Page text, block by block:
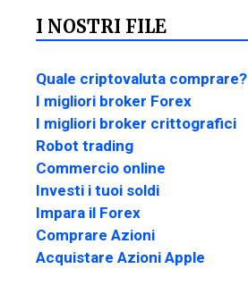
I NOSTRI FILE
Quale criptovaluta comprare?
I migliori broker Forex
I migliori broker crittografici
Robot trading
Commercio online
Investi i tuoi soldi
Impara il Forex
Comprare Azioni
Acquistare Azioni Apple